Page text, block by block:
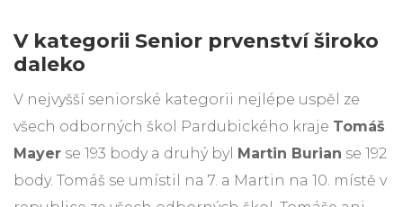
V kategorii Senior prvenství široko
daleko
V nejvyšší seniorské kategorii nejlépe uspěl ze
všech odborných škol Pardubického kraje Tomáš
Mayer se 193 body a druhý byl Martin Burian se 192
body. Tomáš se umístil na 7. a Martin na 10. místě v